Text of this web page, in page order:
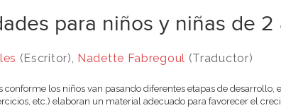
para niños y niñas de 2
(Escritor), Nadette Fabregoul (Traductor)
conforme los niños van pasando diferentes etapas de desarrollo,
etc.) elaboran un material adecuado para favorecer el